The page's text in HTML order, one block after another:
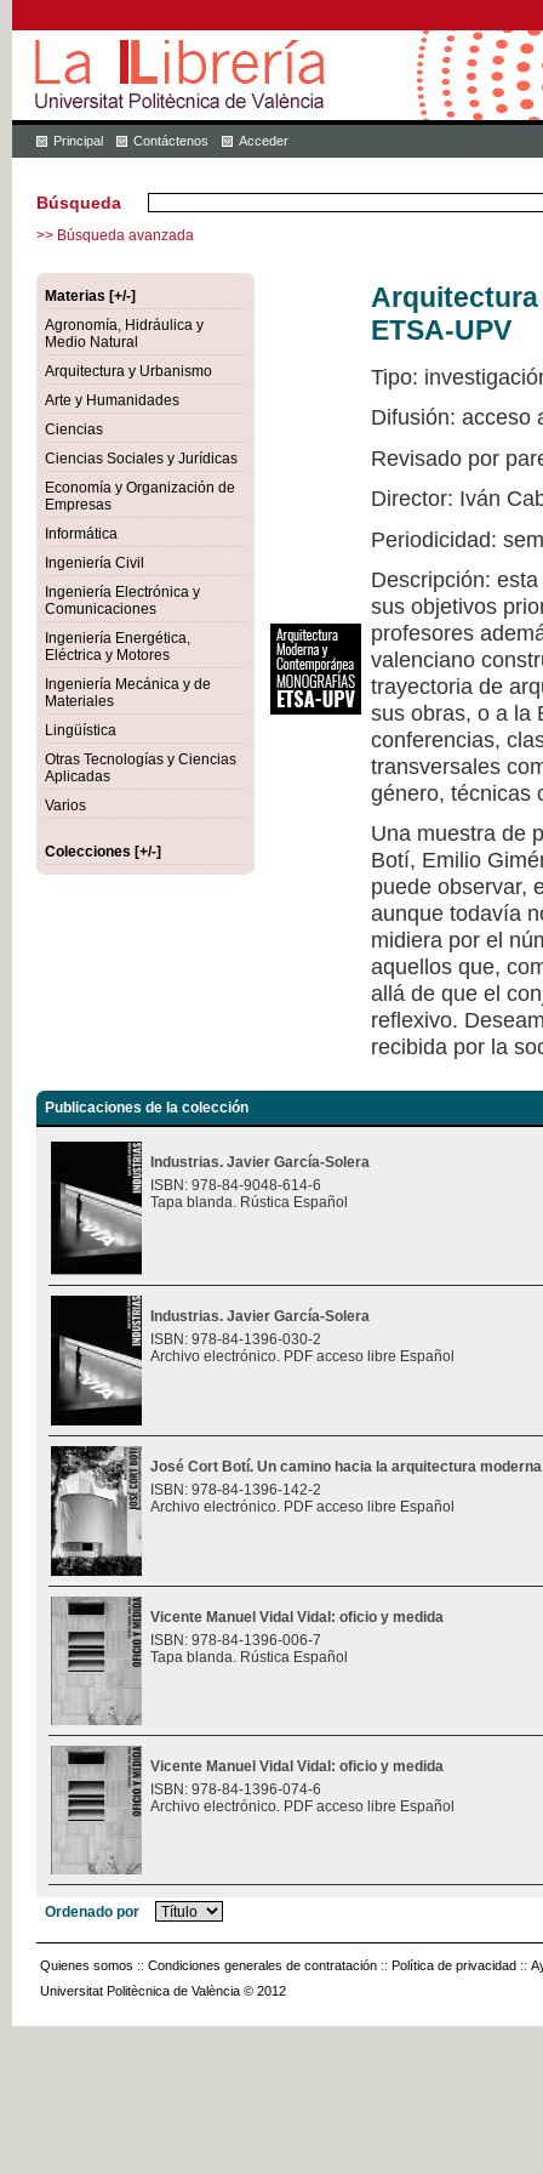
Principal Contáctenos Acceder
Búsqueda
>> Búsqueda avanzada
Materias [+/-]
Agronomía, Hidráulica y
Medio Natural
Arquitectura y Urbanismo
Arte y Humanidades
Ciencias
Ciencias Sociales y Jurídicas
Economía y Organización de
Empresas
Informática
Ingeniería Civil
Ingeniería Electrónica y
Comunicaciones
Ingeniería Energética,
Eléctrica y Motores
Ingeniería Mecánica y de
Materiales
Lingüística
Otras Tecnologías y Ciencias
Aplicadas
Varios
Colecciones [+/-]
Arquitectura
ETSA-UPV
Tipo:
Difusión: acceso
Revisado por
Director: Iván
Periodicidad:
Descripción:
sus objetivos
profesores
valenciano
trayectoria de
sus obras, o a la
conferencias,
transversales
género, técnicas
Una muestra de
Botí, Emilio
puede observar,
aunque todavía
midiera por el
aquellos que,
allá de que el
reflexivo.
recibida por la
Publicaciones de la colección
Industrias. Javier García-Solera
ISBN: 978-84-9048-614-6
Tapa blanda. Rústica Español
Industrias. Javier García-Solera
ISBN: 978-84-1396-030-2
Archivo electrónico. PDF acceso libre Español
José Cort Botí. Un camino hacia la arquitectura moderna
ISBN: 978-84-1396-142-2
Archivo electrónico. PDF acceso libre Español
Vicente Manuel Vidal Vidal: oficio y medida
ISBN: 978-84-1396-006-7
Tapa blanda. Rústica Español
Vicente Manuel Vidal Vidal: oficio y medida
ISBN: 978-84-1396-074-6
Archivo electrónico. PDF acceso libre Español
Ordenado por
Quienes somos :: Condiciones generales de contratación :: Política de privacidad ::
Universitat Politècnica de València © 2012